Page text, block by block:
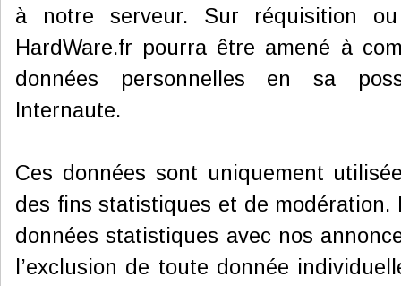
à notre serveur. Sur réquisition
HardWare.fr pourra être amené à
données personnelles en sa
Internaute.
Ces données sont uniquement
des fins statistiques et de modération.
données statistiques avec nos
l’exclusion de toute donnée